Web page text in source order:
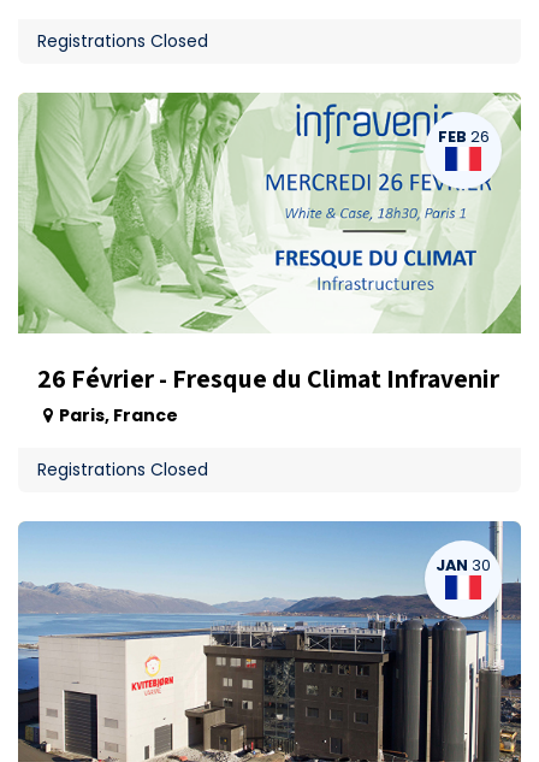
Registrations Closed
FEB 26
26 Février - Fresque du Climat Infravenir
Paris, France
Registrations Closed
JAN 30